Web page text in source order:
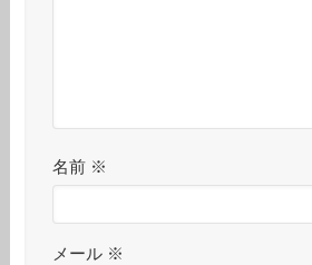
名前 ※
メール ※